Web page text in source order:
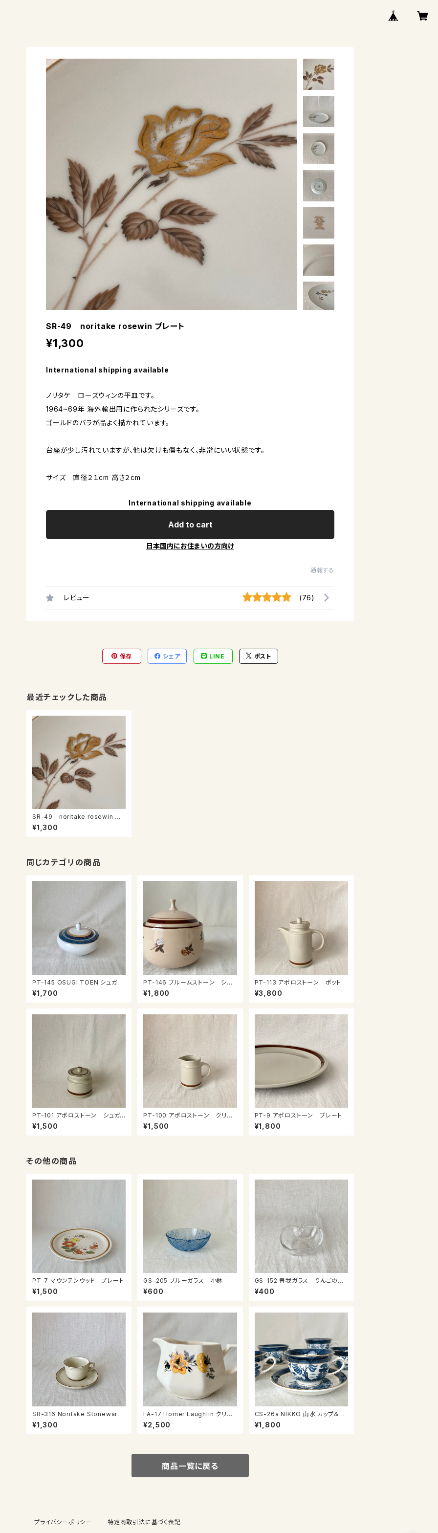
SR-49 noritake rosewin プレート
¥1,300
International shipping available
ノリタケ ローズウィンの平皿です。
1964~69年 海外輸出用に作られたシリーズです。
ゴールドのバラが品よく描かれています。
台座が少し汚れていますが、他は欠けも傷もなく、非常にいい状態です。
サイズ 直径２１cm 高さ２cm
International shipping available
Add to cart
日本国内にお住まいの方向け
通報する
レビュー (76)
保存 シェア LINE ポスト
最近チェックした商品
SR-49 noritake rosewin プ
レート
¥1,300
同じカテゴリの商品
PT-145 OSUGI TOEN シュガー
ポット
¥1,700
PT-146 ブルームストーン シュ
ガーポット
¥1,800
PT-113 アポロストーン ポット
¥3,800
PT-101 アポロストーン シュガ
ーポット
¥1,500
PT-100 アポロストーン クリー
マー
¥1,500
PT-9 アポロストーン プレート
¥1,800
その他の商品
PT-7 マウンテンウッド プレート
¥1,500
GS-205 ブルーガラス 小鉢
¥600
GS-152 曽我ガラス りんごのミ
ニ鉢
¥400
SR-316 Noritake Stoneware
カップ＆ソーサー
¥1,300
FA-17 Homer Laughlin クリー
マー
¥2,500
CS-26a NIKKO 山水 カップ＆ソ
ーサー
¥1,800
商品一覧に戻る
プライバシーポリシー 特定商取引法に基づく表記